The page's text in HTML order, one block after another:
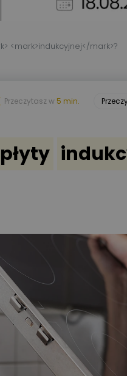
<mark>indukcyjnej</mark>?
Przeczytasz w 5 min.
płyty